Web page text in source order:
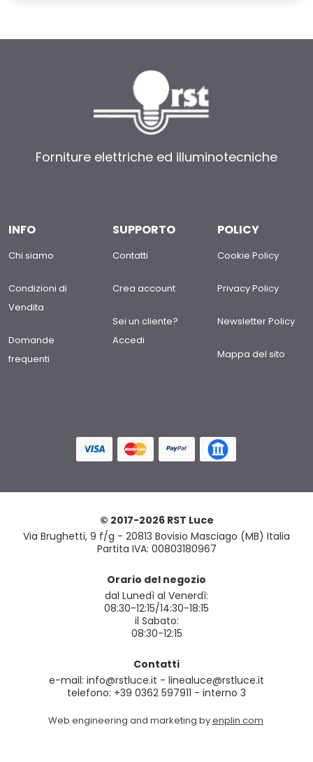
Forniture elettriche ed illuminotecniche
INFO
Chi siamo
Condizioni di
Vendita
Domande
frequenti
SUPPORTO
Contatti
Crea account
Sei un cliente?
Accedi
POLICY
Cookie Policy
Privacy Policy
Newsletter Policy
Mappa del sito
© 2017-2026 RST Luce
Via Brughetti, 9 f/g - 20813 Bovisio Masciago (MB) Italia
Partita IVA: 00803180967
Orario del negozio
dal Lunedì al Venerdì:
08:30-12:15/14:30-18:15
il Sabato:
08:30-12:15
Contatti
e-mail: info@rstluce.it - linealuce@rstluce.it
telefono: +39 0362 597911 - interno 3
Web engineering and marketing byenplin.com